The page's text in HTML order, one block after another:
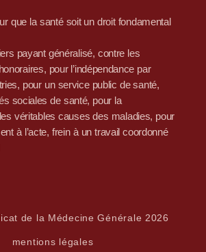
que la santé soit un droit fondamental
payant généralisé, contre les
pour l’indépendance par
pour un service public de santé,
sociales de santé, pour la
véritables causes des maladies, pour
à l’acte, frein à un travail coordonné
de la Médecine Générale 2026
mentions légales